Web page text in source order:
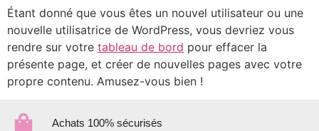
Étant donné que vous êtes un nouvel utilisateur ou une
nouvelle utilisatrice de WordPress, vous devriez vous
rendre sur votre tableau de bord pour effacer la
présente page, et créer de nouvelles pages avec votre
propre contenu. Amusez-vous bien !
Achats 100% sécurisés